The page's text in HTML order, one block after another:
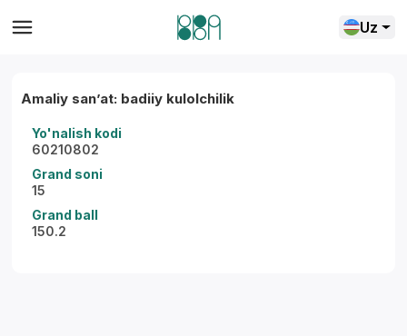
Uz
Amaliy sanʼat: badiiy kulolchilik
Yo'nalish kodi
60210802
Grand soni
15
Grand ball
150.2